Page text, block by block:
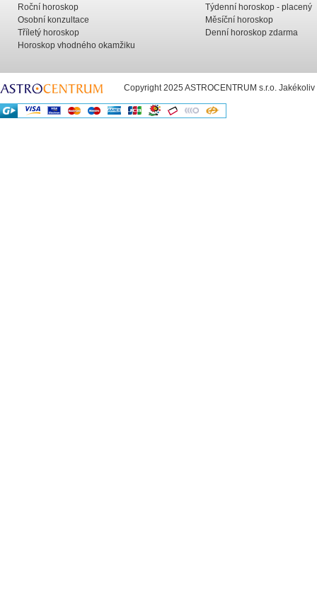
Roční horoskop
Osobní konzultace
Tříletý horoskop
Horoskop vhodného okamžiku
Týdenní horoskop - placený
Měsíční horoskop
Denní horoskop zdarma
Copyright 2025 ASTROCENTRUM s.r.o.